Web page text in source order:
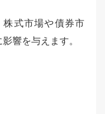
株式市場や債券市
響を与えます。